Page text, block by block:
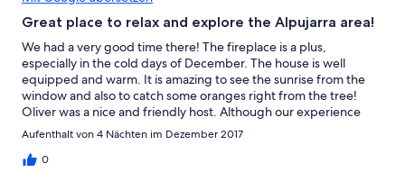
it has to offer or use it as a home base for exploring the area.
Thank you, Oliver and Maria!
Great place to relax and explore the Alpujarra area!
We had a very good time there! The fireplace is a plus,
especially in the cold days of December. The house is well
equipped and warm. It is amazing to see the sunrise from the
window and also to catch some oranges right from the tree!
Oliver was a nice and friendly host. Although our experience
was overall good there are two points that we want to share, as
in, make sure all is working properly, namely: Wi-Fi and the gas
Aufenthalt von 4 Nächten im Dezember 2017
0